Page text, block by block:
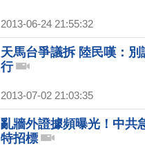
2013-06-24 21:55:32
天馬台爭議拆 陸民嘆：別
行
2013-07-02 21:03:35
亂牆外證據頻曝光！中共
特招標